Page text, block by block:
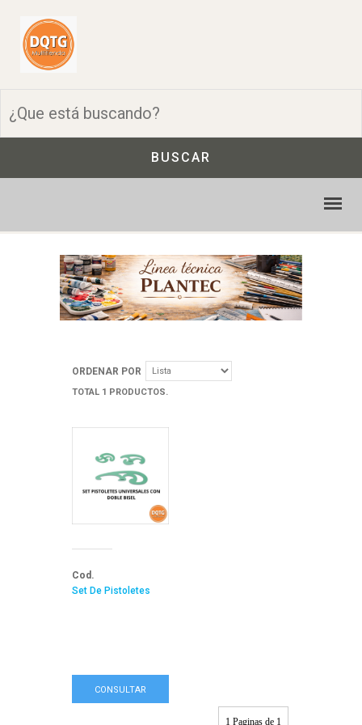
BUSCAR
ORDENAR POR
TOTAL 1 PRODUCTOS.
Cod.
Set De Pistoletes
CONSULTAR
1 Paginas de 1